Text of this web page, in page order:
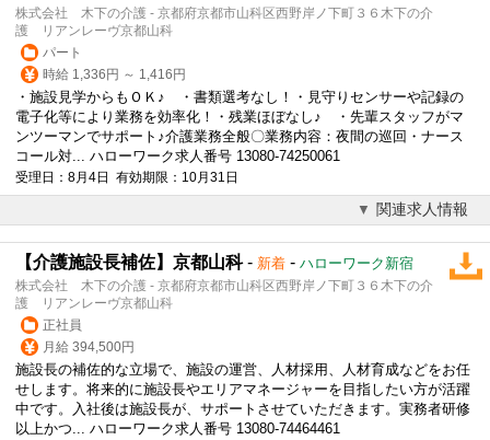
株式会社 木下の介護 - 京都府京都市山科区西野岸ノ下町３６木下の介
護 リアンレーヴ京都山科
パート
時給 1,336円 ～ 1,416円
・施設見学からもＯＫ♪ ・書類選考なし！・見守りセンサーや記録の
電子化等により業務を効率化！・残業ほぼなし♪ ・先輩スタッフがマ
ンツーマンでサポート♪介護業務全般〇業務内容：夜間の巡回・ナース
コール対... ハローワーク求人番号 13080-74250061
受理日：8月4日 有効期限：10月31日
関連求人情報
【介護施設長補佐】京都山科- 新着 - ハローワーク新宿
株式会社 木下の介護 - 京都府京都市山科区西野岸ノ下町３６木下の介
護 リアンレーヴ京都山科
正社員
月給 394,500円
施設長の補佐的な立場で、施設の運営、人材採用、人材育成などをお任
せします。将来的に施設長やエリアマネージャーを目指したい方が活躍
中です。入社後は施設長が、サポートさせていただきます。実務者研修
以上かつ... ハローワーク求人番号 13080-74464461